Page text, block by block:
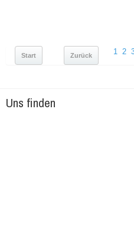
Start Zurück 1 2
Uns finden